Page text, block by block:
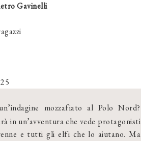
Gavinelli
mozzafiato al Polo Nord?
in un’avventura che vede protagonisti
e tutti gli elfi che lo aiutano. Ma